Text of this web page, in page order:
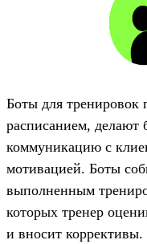
Боты для тренировок
расписанием, делают
коммуникацию с
мотивацией. Боты
выполненным
которых тренер
и вносит коррективы.